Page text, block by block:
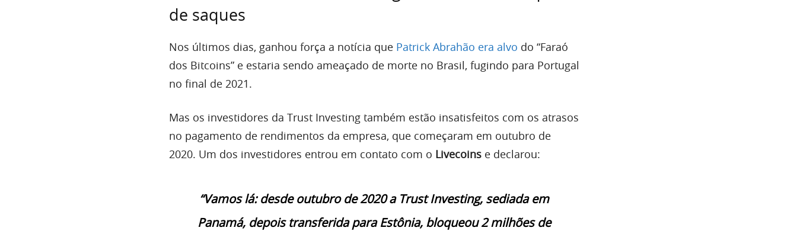
de saques
Nos últimos dias, ganhou força a notícia que Patrick Abrahão era alvo do “Faraó
dos Bitcoins” e estaria sendo ameaçado de morte no Brasil, fugindo para Portugal
no final de 2021.
Mas os investidores da Trust Investing também estão insatisfeitos com os atrasos
no pagamento de rendimentos da empresa, que começaram em outubro de
2020. Um dos investidores entrou em contato com o Livecoins e declarou:
“Vamos lá: desde outubro de 2020 a Trust Investing, sediada em
Panamá, depois transferida para Estônia, bloqueou 2 milhões de